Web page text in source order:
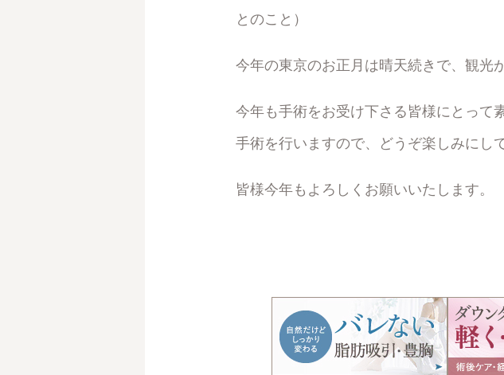
とのこと）
今年の東京のお正月は晴天続きで、観光
今年も手術をお受け下さる皆様にとって
手術を行いますので、どうぞ楽しみにし
皆様今年もよろしくお願いいたします。